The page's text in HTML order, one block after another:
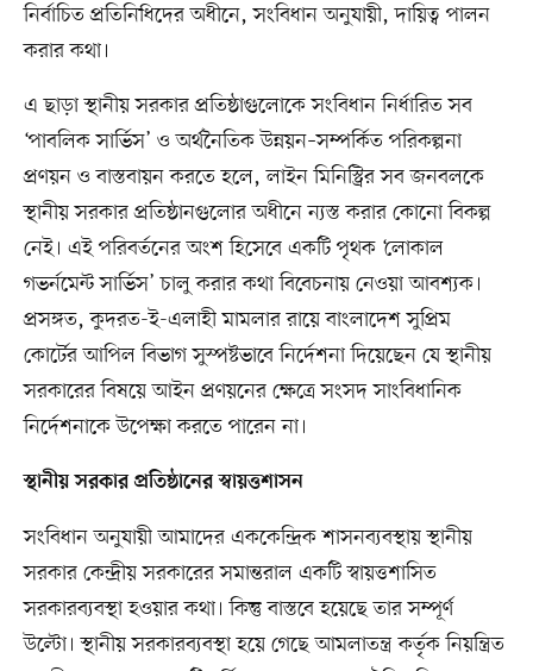
নির্বাচিত প্রতিনিধিদের অধীনে, সংবিধান অনুযায়ী, দায়িত্ব পালন
করার কথা।
এ ছাড়া স্থানীয় সরকার প্রতিষ্ঠাগুলোকে সংবিধান নির্ধারিত সব
‘পাবলিক সার্ভিস’ ও অর্থনৈতিক উন্নয়ন–সম্পর্কিত পরিকল্পনা
প্রণয়ন ও বাস্তবায়ন করতে হলে, লাইন মিনিস্ট্রির সব জনবলকে
স্থানীয় সরকার প্রতিষ্ঠানগুলোর অধীনে ন্যস্ত করার কোনো বিকল্প
নেই। এই পরিবর্তনের অংশ হিসেবে একটি পৃথক ‘লোকাল
গভর্নমেন্ট সার্ভিস’ চালু করার কথা বিবেচনায় নেওয়া আবশ্যক।
প্রসঙ্গত, কুদরত-ই-এলাহী মামলার রায়ে বাংলাদেশ সুপ্রিম
কোর্টের আপিল বিভাগ সুস্পষ্টভাবে নির্দেশনা দিয়েছেন যে স্থানীয়
সরকারের বিষয়ে আইন প্রণয়নের ক্ষেত্রে সংসদ সাংবিধানিক
নির্দেশনাকে উপেক্ষা করতে পারেন না।
স্থানীয় সরকার প্রতিষ্ঠানের স্বায়ত্তশাসন
সংবিধান অনুযায়ী আমাদের এককেন্দ্রিক শাসনব্যবস্থায় স্থানীয়
সরকার কেন্দ্রীয় সরকারের সমান্তরাল একটি স্বায়ত্তশাসিত
সরকারব্যবস্থা হওয়ার কথা। কিন্তু বাস্তবে হয়েছে তার সম্পূর্ণ
উল্টো। স্থানীয় সরকারব্যবস্থা হয়ে গেছে আমলাতন্ত্র কর্তৃক নিয়ন্ত্রিত